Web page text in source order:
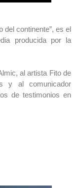
del continente”, es el
producida por la
al artista Fito de
y al comunicador
de testimonios en